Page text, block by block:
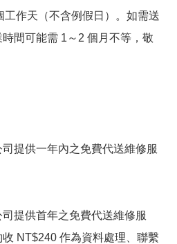
工作天（不含例假日）。如需送
間可能需 1～2 個月不等，敬
提供一年內之免費代送維修服
提供首年之免費代送維修服
NT$240 作為資料處理、聯繫